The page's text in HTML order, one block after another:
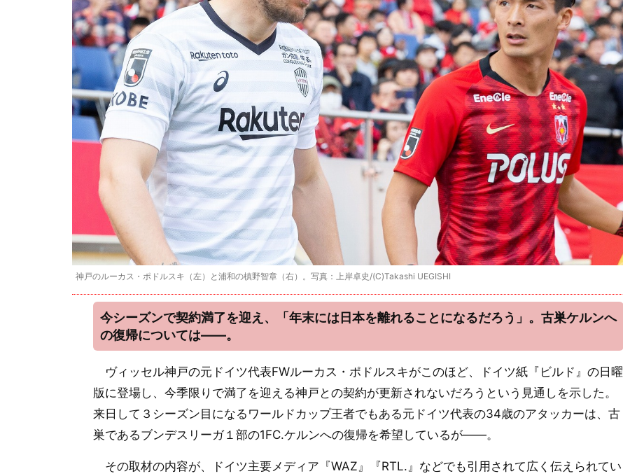
神戸のルーカス・ポドルスキ（左）と浦和の槙野智章（右）。写真：上岸卓史/(C)Takashi UEGISHI
今シーズンで契約満了を迎え、「年末には日本を離れることになるだろう」。古巣ケルンへ
の復帰については――。
ヴィッセル神戸の元ドイツ代表FWルーカス・ポドルスキがこのほど、ドイツ紙『ビルド』の日曜
版に登場し、今季限りで満了を迎える神戸との契約が更新されないだろうという見通しを示した。
来日して３シーズン目になるワールドカップ王者でもある元ドイツ代表の34歳のアタッカーは、古
巣であるブンデスリーガ１部の1FC.ケルンへの復帰を希望しているが――。
その取材の内容が、ドイツ主要メディア『WAZ』『RTL.』などでも引用されて広く伝えられてい